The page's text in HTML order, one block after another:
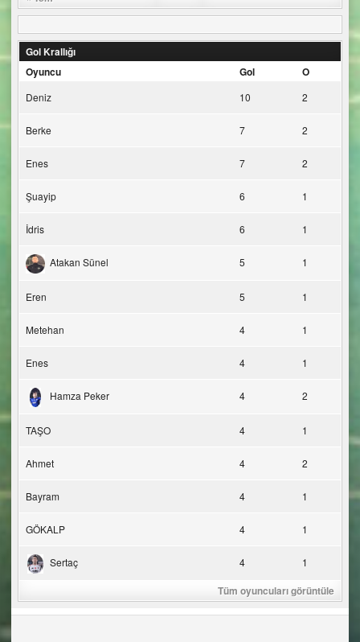
Gol Krallığı
Oyuncu
Gol O
Deniz 10 2
Berke 7 2
Enes 7 2
Şuayip 6 1
İdris 6 1
Atakan Sünel 5 1
Eren 5 1
Metehan 4 1
Enes 4 1
Hamza Peker 4 2
TAŞO 4 1
Ahmet 4 2
Bayram 4 1
GÖKALP 4 1
Sertaç 4 1
Tüm oyuncuları görüntüle